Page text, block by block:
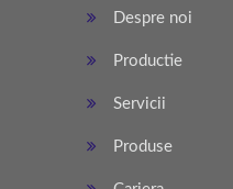
Despre noi
Productie
Servicii
Produse